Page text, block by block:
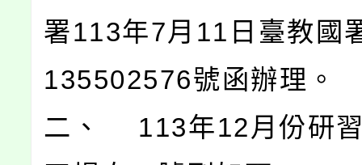
署113年7月11日臺教國
135502576號函辦理。
二、 113年12月份研